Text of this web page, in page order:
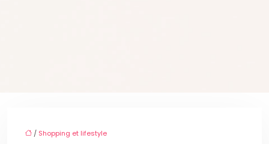
/ Shopping et lifestyle